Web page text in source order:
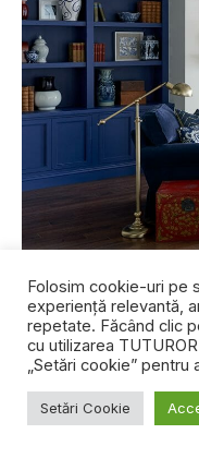
IN: Modele
momentul modelelor
OUT: Bucătăriile simple
Folosim cookie-uri pe
experiență relevantă,
repetate. Făcând clic
cu utilizarea
„Setări cookie”
Setări Cookie